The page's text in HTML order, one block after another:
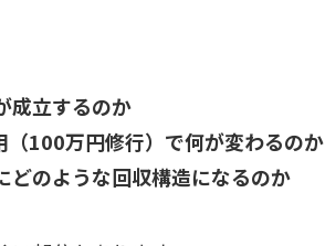
成立するのか
（100万円修行）で何が変わるのか
どのような回収構造になるのか